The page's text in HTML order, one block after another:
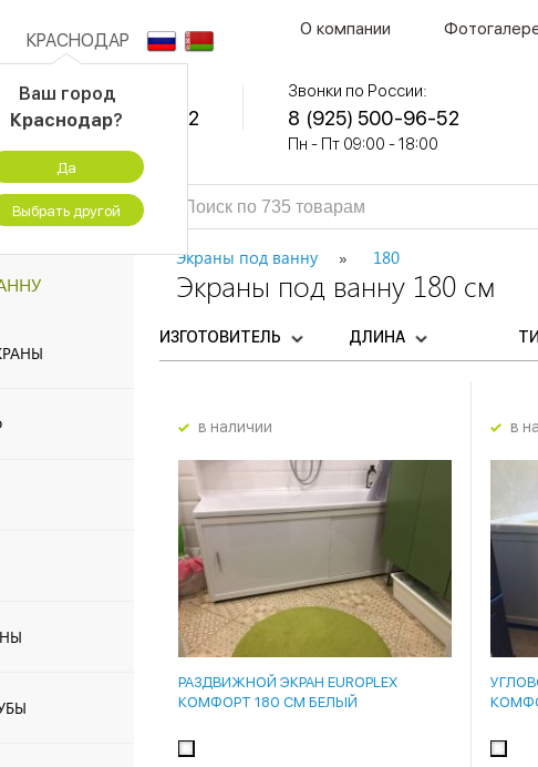
КРАСНОДАР
Ваш город
Краснодар?
Да
Выбрать другой
О компании
Контактный центр:
8 (495) 500-96-52
Звонки по России:
8 (925) 500-96-52
Пн - Пт 09:00 - 18:00
Экраны под ванну 180
Экраны под ванну 180 см
ИЗГОТОВИТЕЛЬ ДЛИНА
в наличии
РАЗДВИЖНОЙ ЭКРАН EUROPLEX
КОМФОРТ 180 СМ БЕЛЫЙ
в